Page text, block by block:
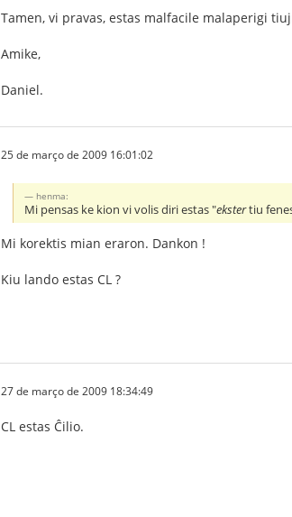
Tamen, vi pravas, estas malfacile malaperigi
Amike,
Daniel.
25 de março de 2009 16:01:02
henma:
Mi pensas ke kion vi volis diri estas "ekstertiu
Mi korektis mian eraron. Dankon !
Kiu lando estas CL ?
27 de março de 2009 18:34:49
CL estas Ĉilio.